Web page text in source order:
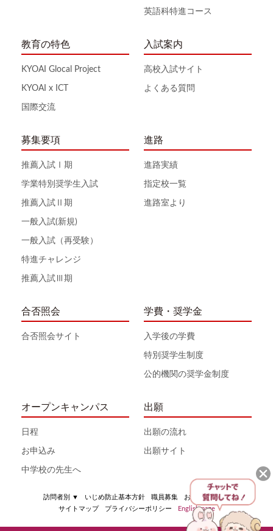
英語科特進コース
教育の特色
KYOAI Glocal Project
KYOAI x ICT
国際交流
入試案内
高校入試サイト
よくある質問
募集要項
推薦入試Ⅰ期
学業特別奨学生入試
推薦入試Ⅱ期
一般入試(新規)
一般入試（再受験）
特進チャレンジ
推薦入試Ⅲ期
進路
進路実績
指定校一覧
進路室より
合否照会
合否照会サイト
学費・奨学金
入学後の学費
特別奨学生制度
公的機関の奨学金制度
オープンキャンパス
日程
お申込み
中学校の先生へ
出願
出願の流れ
出願サイト
訪問者別 ▼ いじめ防止基本方針 職員募集
お問い合わせ
サイトマップ
プライバシーポリシー English page